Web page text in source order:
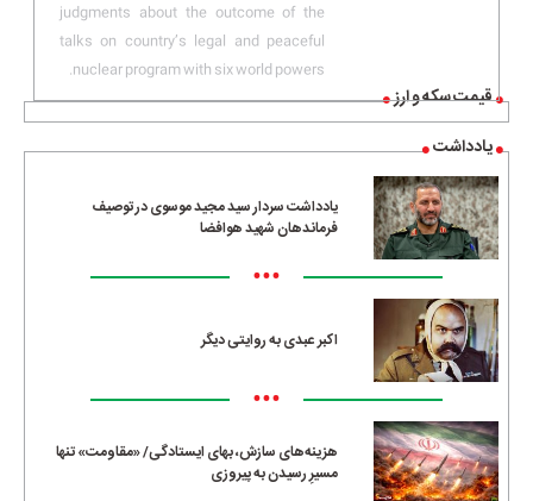
قیمت سکه و ارز
یادداشت
یادداشت سردار سید مجید موسوی در توصیف
فرماندهان شهید هوافضا
•••
اکبر عبدی به روایتی دیگر
•••
هزینه‌های سازش، بهای ایستادگی/ «مقاومت» تنها
مسیرِ رسیدن به پیروزی
judgments about the outcome of the
talks on country’s legal and peaceful
nuclear program with six world powers.